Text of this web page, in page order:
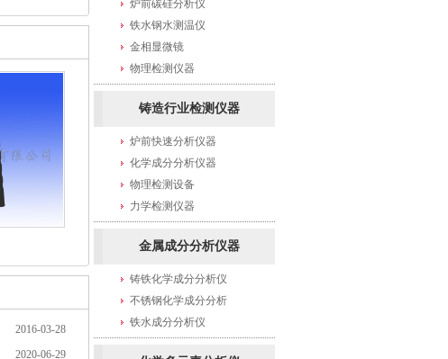
2016-03-28
2020-06-29
炉前碳硅分析仪
铁水钢水测温仪
金相显微镜
物理检测仪器
铸造行业检测仪器
炉前快速分析仪器
化学成分分析仪器
物理检测设备
力学检测仪器
金属成分分析仪器
铸铁化学成分分析仪
不锈钢化学成分分析
铁水成分分析仪